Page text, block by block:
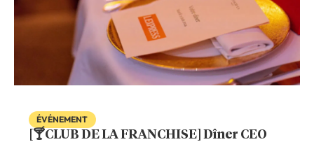
ÉVÉNEMENT
[🍸CLUB DE LA FRANCHISE] Dîner CEO